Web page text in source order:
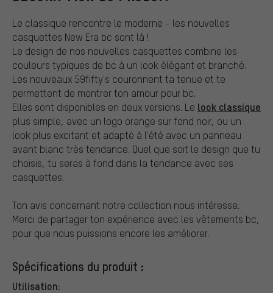
Le classique rencontre le moderne - les nouvelles
casquettes New Era bc sont là !
Le design de nos nouvelles casquettes combine les
couleurs typiques de bc à un look élégant et branché.
Les nouveaux 59fifty's couronnent ta tenue et te
permettent de montrer ton amour pour bc.
Elles sont disponibles en deux versions. Le look classique
plus simple, avec un logo orange sur fond noir, ou un
look plus excitant et adapté à l'été avec un panneau
avant blanc très tendance. Quel que soit le design que tu
choisis, tu seras à fond dans la tendance avec ses
casquettes.
Ton avis concernant notre collection nous intéresse.
Merci de partager ton expérience avec les vêtements bc,
pour que nous puissions encore les améliorer.
Spécifications du produit :
Utilisation: